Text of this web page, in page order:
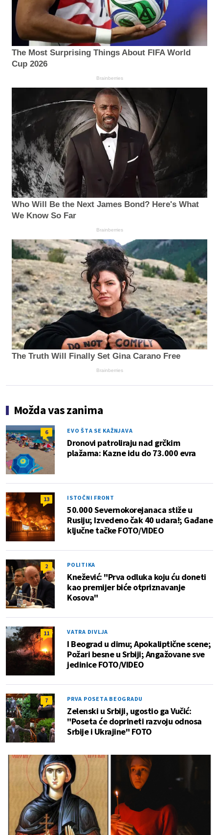
The Most Surprising Things About FIFA World
Cup 2026
Brainberries
Who Will Be the Next James Bond? Here's What
We Know So Far
Brainberries
The Truth Will Finally Set Gina Carano Free
Brainberries
Možda vas zanima
6 EVO ŠTA SE KAŽNJAVA
Dronovi patroliraju nad grčkim
plažama: Kazne idu do 73.000 evra
13 ISTOČNI FRONT
50.000 Severnokorejanaca stiže u
Rusiju; Izvedeno čak 40 udara!; Gađane
ključne tačke FOTO/VIDEO
2 POLITIKA
Knežević: "Prva odluka koju ću doneti
kao premijer biće otpriznavanje
Kosova"
11 VATRA DIVLJA
I Beograd u dimu; Apokaliptične scene;
Požari besne u Srbiji; Angažovane sve
jedinice FOTO/VIDEO
7 PRVA POSETA BEOGRADU
Zelenski u Srbiji, ugostio ga Vučić:
"Poseta će doprineti razvoju odnosa
Srbije i Ukrajine" FOTO